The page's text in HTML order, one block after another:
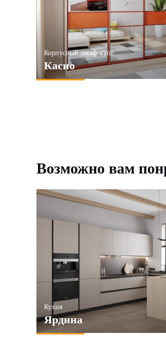
Корпусный шкаф-купе
Касио
Возможно вам
Кухня
Ярдина